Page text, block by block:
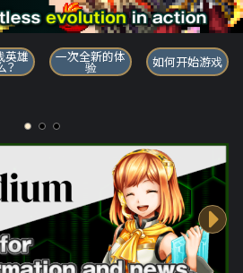
英雄
？
一次全新的体
验 如何开始游戏